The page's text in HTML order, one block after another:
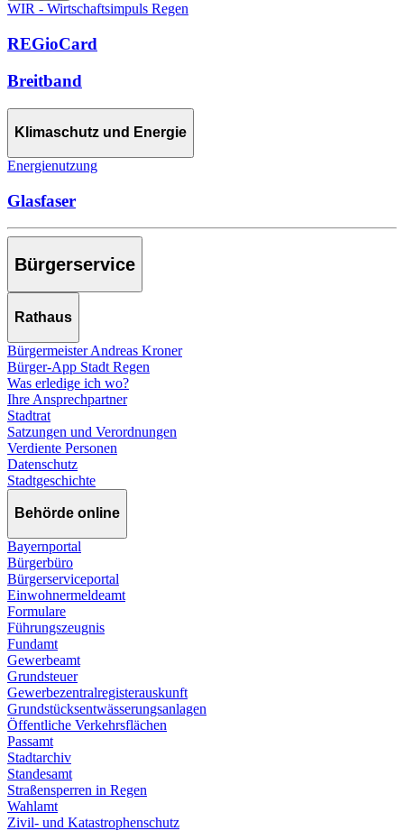
WIR - Wirtschaftsimpuls Regen
REGioCard
Breitband
Klimaschutz und Energie
Energienutzung
Glasfaser
Bürgerservice
Rathaus
Bürgermeister Andreas Kroner
Bürger-App Stadt Regen
Was erledige ich wo?
Ihre Ansprechpartner
Stadtrat
Satzungen und Verordnungen
Verdiente Personen
Datenschutz
Stadtgeschichte
Behörde online
Bayernportal
Bürgerbüro
Bürgerserviceportal
Einwohnermeldeamt
Formulare
Führungszeugnis
Fundamt
Gewerbeamt
Grundsteuer
Gewerbezentralregisterauskunft
Grundstücksentwässerungsanlagen
Öffentliche Verkehrsflächen
Passamt
Stadtarchiv
Standesamt
Straßensperren in Regen
Wahlamt
Zivil- und Katastrophenschutz